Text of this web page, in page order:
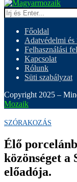
Főoldal
Adatvédelmi és
Felhasználási
Kapcsolat
Rólunk
Süti szabályzat
Copyright 2025 –
Mozaik
SZÓRAKOZÁS
Élő
közönséget a
előadója.